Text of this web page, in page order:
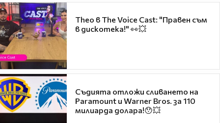
Theo в The Voice Cast: "Правен съм
в дискотека!" 👀💥
Съдията отложи сливането на
Paramount и Warner Bros. за 110
милиарда долара!😯💥